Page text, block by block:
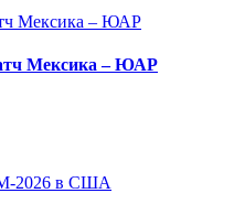
Мексика – ЮАР